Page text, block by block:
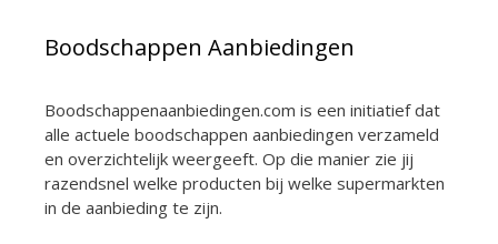
Boodschappen Aanbiedingen
Boodschappenaanbiedingen.com is een initiatief dat
alle actuele boodschappen aanbiedingen verzameld
en overzichtelijk weergeeft. Op die manier zie jij
razendsnel welke producten bij welke supermarkten
in de aanbieding te zijn.